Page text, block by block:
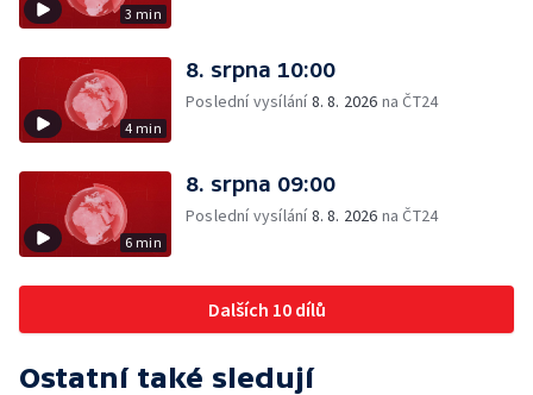
3 min
4 min
8. srpna 10:00
Poslední vysílání8. 8. 2026 na ČT24
6 min
8. srpna 09:00
Poslední vysílání8. 8. 2026 na ČT24
Dalších 10 dílů
Ostatní také sledují